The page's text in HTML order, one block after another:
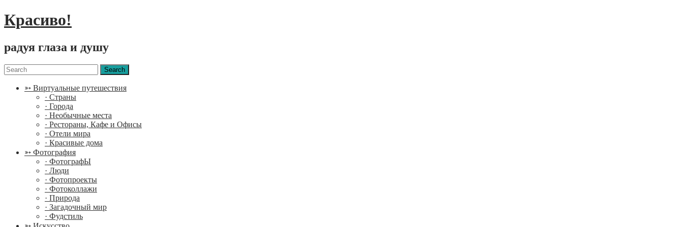
Красиво!
радуя глаза и душу
Menu
Search
for:
➳ Виртуальные путешествия
· Страны
· Города
· Необычные места
· Рестораны, Кафе и Офисы
· Отели мира
· Красивые дома
➳ Фотография
· ФотографЫ
· Люди
· Фотопроекты
· Фотоколлажи
· Природа
· Загадочный мир
· Фудстиль